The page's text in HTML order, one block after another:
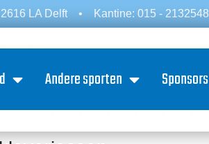
2616 LA Delft • Kantine: 015 - 2132548
Andere sporten Sponsors